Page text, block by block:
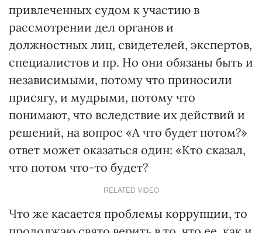
привлеченных судом к участию в
рассмотрении дел органов и
должностных лиц, свидетелей, экспертов,
специалистов и пр. Но они обязаны быть и
независимыми, потому что приносили
присягу, и мудрыми, потому что
понимают, что вследствие их действий и
решений, на вопрос «А что будет потом?»
ответ может оказаться один: «Кто сказал,
что потом что-то будет?
RELATED VIDEO
Что же касается проблемы коррупции, то